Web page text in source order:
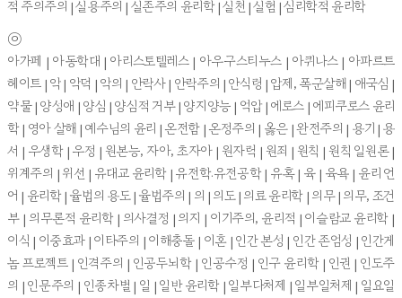
적 주의주의 | 실용주의 | 실존주의 윤리학 | 실천 | 실험 | 심리학적 윤리학
㉧
아가페 | 아동학대 | 아리스토텔레스 | 아우구스티누스 | 아퀴나스 | 아파르트
헤이트 | 악 | 악덕 | 악의 | 안락사 | 안락주의 | 안식령 | 압제, 폭군살해 | 애국심 |
약물 | 양성애 | 양심 | 양심적 거부 | 양지양능 | 억압 | 에로스 | 에피쿠로스 윤리
학 | 영아 살해 | 예수님의 윤리 | 온전함 | 온정주의 | 옳은 | 완전주의 | 용기 | 용
서 | 우생학 | 우정 | 원본능, 자아, 초자아 | 원자력 | 원죄 | 원칙 | 원칙 일원론 |
위계주의 | 위선 | 유대교 윤리학 | 유전학·유전공학 | 유혹 | 육 | 육욕 | 윤리 언
어 | 윤리학 | 율법의 용도 | 율법주의 | 의 | 의도 | 의료 윤리학 | 의무 | 의무, 조건
부 | 의무론적 윤리학 | 의사결정 | 의지 | 이기주의, 윤리적 | 이슬람교 윤리학 |
이식 | 이중효과 | 이타주의 | 이해충돌 | 이혼 | 인간 본성 | 인간 존엄성 | 인간게
놈 프로젝트 | 인격주의 | 인공두뇌학 | 인공수정 | 인구 윤리학 | 인권 | 인도주
의 | 인문주의 | 인종차별 | 일 | 일반 윤리학 | 일부다처제 | 일부일처제 | 일요일